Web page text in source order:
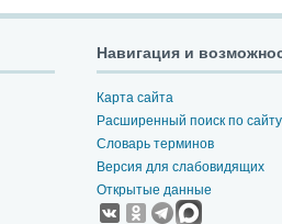
Навигация и
Карта сайта
Расширенный поиск по сайту
Словарь терминов
Версия для слабовидящих
Открытые данные